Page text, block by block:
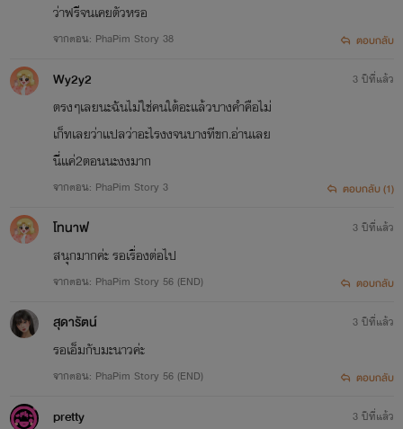
ว่าฟรีจนเคยตัวหรอ
จากตอน: PhaPim Story 38 ตอบกลับ
Wy2y2
ตรงๆเลยนะฉันไม่ใช่คนใต้อะเเล้วบางคำคือไม่
เก็ทเลยว่าเเปลว่าอะไรงงจนบางทีขก.อ่านเลย
นี่เเค่2ตอนนะงงมาก
จากตอน: PhaPim Story 3
3 ปีที่แล้ว
ตอบกลับ (1)
โทนาฟ
สนุกมากค่ะ รอเรื่องต่อไป
จากตอน: PhaPim Story 56 (END)
3 ปีที่แล้ว
ตอบกลับ
สุดารัตน์
รอเอ็มกับมะนาวค่ะ
จากตอน: PhaPim Story 56 (END)
3 ปีที่แล้ว
ตอบกลับ
pretty 3 ปีที่แล้ว